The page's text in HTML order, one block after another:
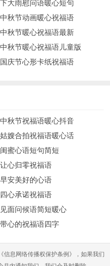
不念过往，不惧将来！唯
用尽心机不如静心做事！
搏。再见了，2021年！你
的品行，是成功的主要条
，你好2022。
，变得优秀！
，雾气弥漫，2022请对我
每一天。再见了，2021
们含着泪，一读再读，再见
下大雨慰问语暖心短句
中秋节动画暖心祝福语
中秋节暖心祝福语最新
中秋节暖心祝福语儿童版
国庆节心形卡纸祝福语
中秋节祝福语暖心抖音
姑嫂合拍祝福语暖心话
闺蜜心语短句简短
让心归零祝福语
早安美好的心语
四心承诺祝福语
见面问候语简短暖心
带心的祝福语四字
信息网络传播权保护条例》，如果我们